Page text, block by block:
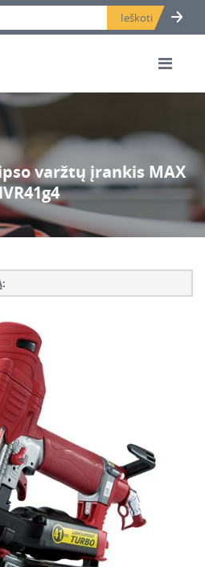
varžtų įrankis MAX
įrankiai
karūnos
įrankiai
paleidėjai
technika